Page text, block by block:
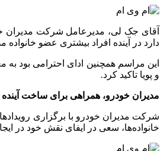
آقای جک لی، مدیرعامل شرکت مدیران
دارد در آینده افراد بیشتری عضو
این مراسم همچنین ادای احترامی بود
و پویا تاکید کرد.
مدیران خودرو، همراهی برای ساخت آینده
شرکت مدیران خودرو با برگزاری
خانواده‌ها، سعی در ایفای نقش خود در